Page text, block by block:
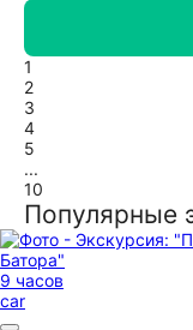
1
2
3
4
5
...
10
Популярные
9 часов
car